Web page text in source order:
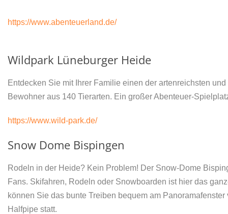
https://www.abenteuerland.de/
Wildpark Lüneburger Heide
Entdecken Sie mit Ihrer Familie einen der artenreichsten
Bewohner aus 140 Tierarten. Ein großer Abenteuer-
https://www.wild-park.de/
Snow Dome Bispingen
Rodeln in der Heide? Kein Problem! Der Snow-Dome
Fans. Skifahren, Rodeln oder Snowboarden ist hier das
können Sie das bunte Treiben bequem am
Halfpipe statt.